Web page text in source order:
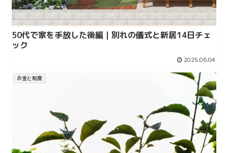
50代で家を手放した後編｜別れの儀式と新居14日チェ
ック
2025.06.04
お金と制度